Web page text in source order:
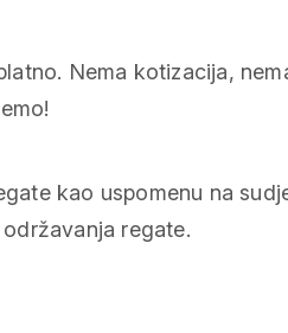
Nema kotizacija,
kao uspomenu na
regate.